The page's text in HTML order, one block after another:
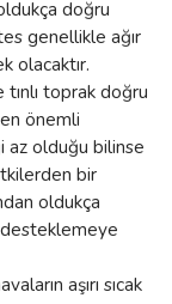
doğru
genellikle ağır
olacaktır.
toprak doğru
önemli
az olduğu bilinse
bir
oldukça
aşırı sıcak